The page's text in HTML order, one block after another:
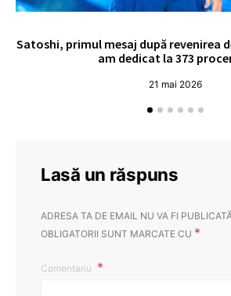
Satoshi, primul mesaj după revenirea
am dedicat la 373
21 mai 2026
Lasă un răspuns
ADRESA TA DE EMAIL NU VA FI
OBLIGATORII SUNT MARCATE CU *
Comentariu